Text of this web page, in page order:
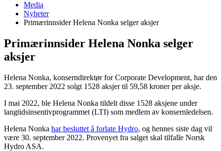
Media
Nyheter
Primærinnsider Helena Nonka selger aksjer
Primærinnsider Helena Nonka selger
aksjer
Helena Nonka, konserndirektør for Corporate Development, har den
23. september 2022 solgt 1528 aksjer til 59,58 kroner per aksje.
I mai 2022, ble Helena Nonka tildelt disse 1528 aksjene under
langtidsinsentivprogrammet (LTI) som medlem av konsernledelsen.
Helena Nonka har besluttet å forlate Hydro, og hennes siste dag vil
være 30. september 2022. Provenyet fra salget skal tilfalle Norsk
Hydro ASA.